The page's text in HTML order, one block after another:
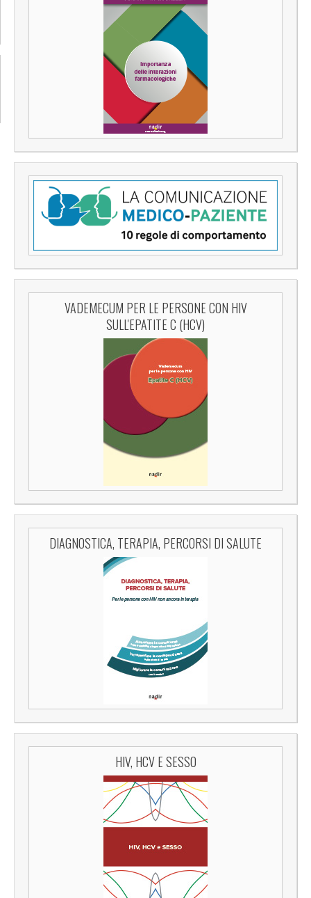
VADEMECUM PER LE PERSONE CON HIV
SULL'EPATITE C (HCV)
DIAGNOSTICA, TERAPIA, PERCORSI DI SALUTE
HIV, HCV E SESSO